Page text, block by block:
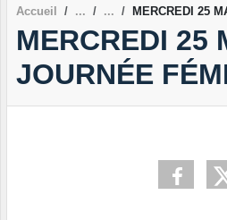
Accueil MERCREDI 25
MERCREDI 25
JOURNÉE